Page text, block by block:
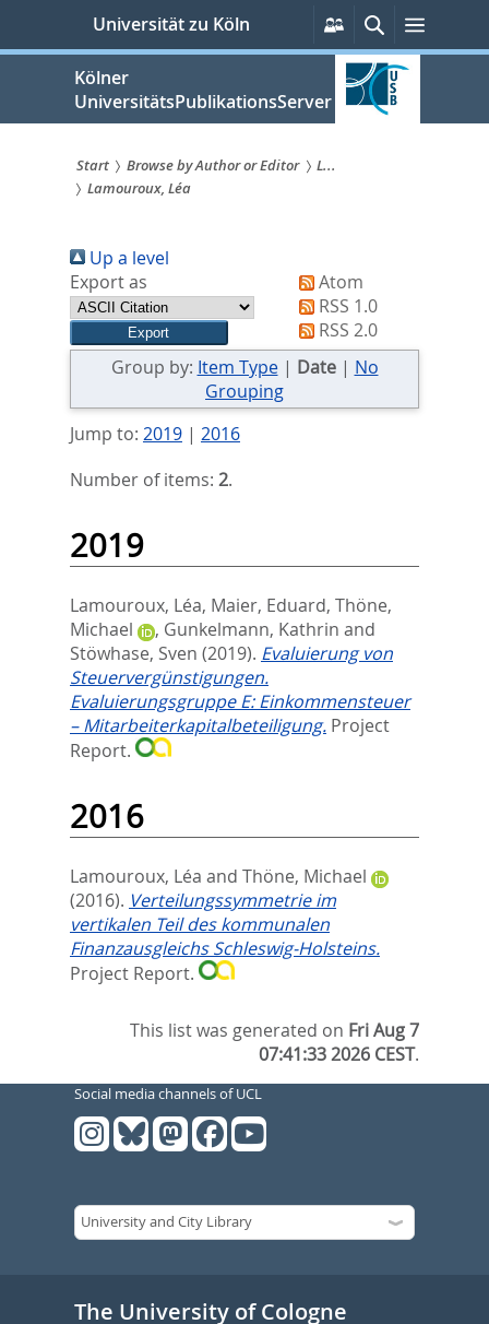
springen
Universität zu Köln
Persönliche
Services
SucheMenü
Kölner
UniversitätsPublikationsServer
Sie
sind
hier:
Start Browse by Author or Editor
L...
Lamouroux, Léa
Up a level
Export as
Atom
RSS 1.0
RSS 2.0
Group by: Item Type| Date| No
Grouping
Jump to: 2019| 2016
Number of items: 2.
2019
Lamouroux, Léa, Maier, Eduard, Thöne,
Michael
, Gunkelmann, Kathrin and
Stöwhase, Sven (2019). Evaluierung von
Steuervergünstigungen.
Evaluierungsgruppe E: Einkommensteuer
– Mitarbeiterkapitalbeteiligung. Project
Report.
2016
Lamouroux, Léa and Thöne, Michael
(2016). Verteilungssymmetrie im
vertikalen Teil des kommunalen
Finanzausgleichs Schleswig‐Holsteins.
Project Report.
This list was generated on Fri Aug 7
07:41:33 2026 CEST.
Social media channels of UCL
The University of Cologne